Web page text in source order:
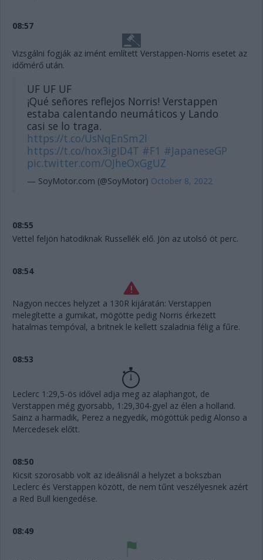
08:57
Vizsgálni fogják az imént említett Verstappen-Norris esetet az
időmérő után.
UF UF UF
¡Qué señores reflejos Norris! Verstappen
estaba calentando neumáticos y Lando
casi se lo traga.
https://t.co/UsNqEnSm2l
https://t.co/hox3igID4T #F1 #JapaneseGP
pic.twitter.com/OJheOxGgUZ
— SoyMotor.com (@SoyMotor) October 8, 2022
08:55
Vettel feljön hatodiknak Russellék elő. Jön az utolsó öt perc.
08:54
Nagyon necces helyzet a 130R kijáratán: Verstappen
melegítette a gumikat, mögötte pedig Norris érkezett
hatalmas tempóval, a britnek le kellett szaladnia félig a fűre.
08:53
Leclerc 1:29,5-ös idővel adja meg az alaphangot, de
Verstappen még gyorsabb, 1:29,304-gyel az élen a holland.
Sainz a harmadik, Perez a negyedik, mögöttük pedig Alonso a
Mercedesek előtt.
08:50
Kicsit szorosabb volt az ideálisnál a helyzet a bokszban
Leclerc és Verstappen között, de nem tűnt veszélyesnek azért
a Red Bull kiengedése.
08:49